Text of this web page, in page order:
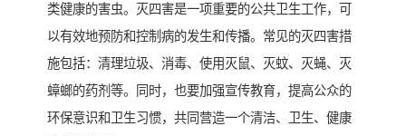
类健康的害虫。灭四害是一项重要的公共卫生工作，可
以有效地预防和控制病的发生和传播。常见的灭四害措
施包括：清理垃圾、消毒、使用灭鼠、灭蚊、灭蝇、灭
蟑螂的药剂等。同时，也要加强宣传教育，提高公众的
环保意识和卫生习惯，共同营造一个清洁、卫生、健康